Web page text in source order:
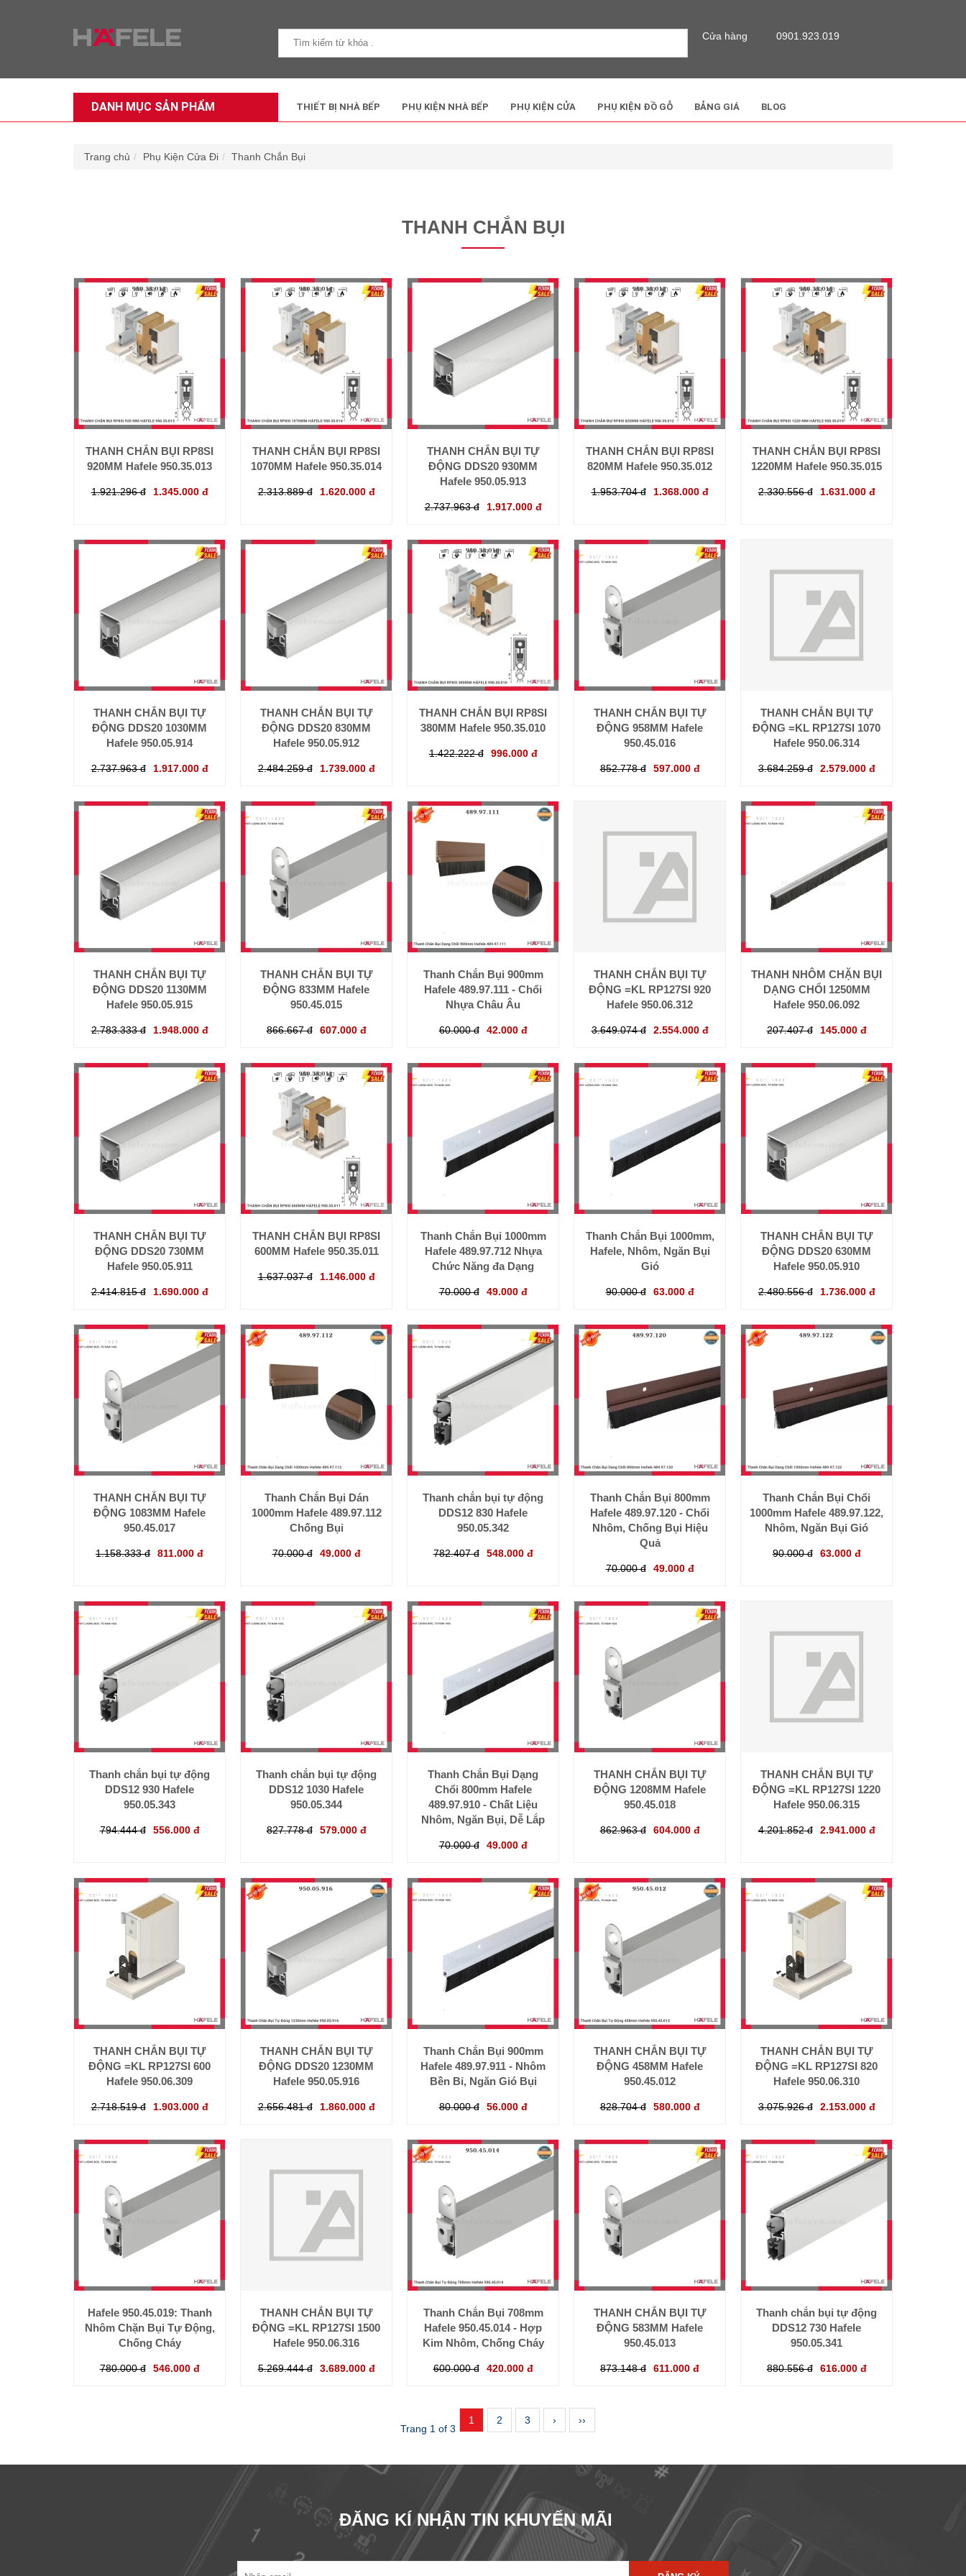
Cửa hàng 0901.923.019
DANH MỤC SẢN PHẨM THIẾT BỊ NHÀ BẾP PHỤ KIỆN NHÀ BẾP PHỤ KIỆN CỬA PHỤ KIỆN ĐỒ GỖ BẢNG GIÁ BLOG
Trang chủ Phụ Kiện Cửa Đi Thanh Chắn Bụi
THANH CHẮN BỤI
THANH CHẮN BỤI RP8SI
920MM Hafele 950.35.013
1.921.296 đ 1.345.000 đ
THANH CHẮN BỤI RP8SI
1070MM Hafele 950.35.014
2.313.889 đ 1.620.000 đ
THANH CHẮN BỤI TỰ
ĐỘNG DDS20 930MM
Hafele 950.05.913
2.737.963 đ 1.917.000 đ
THANH CHẮN BỤI RP8SI
820MM Hafele 950.35.012
1.953.704 đ 1.368.000 đ
THANH CHẮN BỤI RP8SI
1220MM Hafele 950.35.015
2.330.556 đ 1.631.000 đ
THANH CHẮN BỤI TỰ
ĐỘNG DDS20 1030MM
Hafele 950.05.914
2.737.963 đ 1.917.000 đ
THANH CHẮN BỤI TỰ
ĐỘNG DDS20 830MM
Hafele 950.05.912
2.484.259 đ 1.739.000 đ
THANH CHẮN BỤI RP8SI
380MM Hafele 950.35.010
1.422.222 đ 996.000 đ
THANH CHẮN BỤI TỰ
ĐỘNG 958MM Hafele
950.45.016
852.778 đ 597.000 đ
THANH CHẮN BỤI TỰ
ĐỘNG =KL RP127SI 1070
Hafele 950.06.314
3.684.259 đ 2.579.000 đ
THANH CHẮN BỤI TỰ
ĐỘNG DDS20 1130MM
Hafele 950.05.915
2.783.333 đ 1.948.000 đ
THANH CHẮN BỤI TỰ
ĐỘNG 833MM Hafele
950.45.015
866.667 đ 607.000 đ
Thanh Chắn Bụi 900mm
Hafele 489.97.111 - Chổi
Nhựa Châu Âu
60.000 đ 42.000 đ
THANH CHẮN BỤI TỰ
ĐỘNG =KL RP127SI 920
Hafele 950.06.312
3.649.074 đ 2.554.000 đ
THANH NHÔM CHẶN BỤI
DẠNG CHỔI 1250MM
Hafele 950.06.092
207.407 đ 145.000 đ
THANH CHẮN BỤI TỰ
ĐỘNG DDS20 730MM
Hafele 950.05.911
2.414.815 đ 1.690.000 đ
THANH CHẮN BỤI RP8SI
600MM Hafele 950.35.011
1.637.037 đ 1.146.000 đ
Thanh Chắn Bụi 1000mm
Hafele 489.97.712 Nhựa
Chức Năng đa Dạng
70.000 đ 49.000 đ
Thanh Chắn Bụi 1000mm,
Hafele, Nhôm, Ngăn Bụi
Gió
90.000 đ 63.000 đ
THANH CHẮN BỤI TỰ
ĐỘNG DDS20 630MM
Hafele 950.05.910
2.480.556 đ 1.736.000 đ
THANH CHẮN BỤI TỰ
ĐỘNG 1083MM Hafele
950.45.017
1.158.333 đ 811.000 đ
Thanh Chắn Bụi Dán
1000mm Hafele 489.97.112
Chống Bụi
70.000 đ 49.000 đ
Thanh chắn bụi tự động
DDS12 830 Hafele
950.05.342
782.407 đ 548.000 đ
Thanh Chắn Bụi 800mm
Hafele 489.97.120 - Chổi
Nhôm, Chống Bụi Hiệu
Quả
70.000 đ 49.000 đ
Thanh Chắn Bụi Chổi
1000mm Hafele 489.97.122,
Nhôm, Ngăn Bụi Gió
90.000 đ 63.000 đ
Thanh chắn bụi tự động
DDS12 930 Hafele
950.05.343
794.444 đ 556.000 đ
Thanh chắn bụi tự động
DDS12 1030 Hafele
950.05.344
827.778 đ 579.000 đ
Thanh Chắn Bụi Dạng
Chổi 800mm Hafele
489.97.910 - Chất Liệu
Nhôm, Ngăn Bụi, Dễ Lắp
70.000 đ 49.000 đ
THANH CHẮN BỤI TỰ
ĐỘNG 1208MM Hafele
950.45.018
862.963 đ 604.000 đ
THANH CHẮN BỤI TỰ
ĐỘNG =KL RP127SI 1220
Hafele 950.06.315
4.201.852 đ 2.941.000 đ
THANH CHẮN BỤI TỰ
ĐỘNG =KL RP127SI 600
Hafele 950.06.309
2.718.519 đ 1.903.000 đ
THANH CHẮN BỤI TỰ
ĐỘNG DDS20 1230MM
Hafele 950.05.916
2.656.481 đ 1.860.000 đ
Thanh Chắn Bụi 900mm
Hafele 489.97.911 - Nhôm
Bền Bỉ, Ngăn Gió Bụi
80.000 đ 56.000 đ
THANH CHẮN BỤI TỰ
ĐỘNG 458MM Hafele
950.45.012
828.704 đ 580.000 đ
THANH CHẮN BỤI TỰ
ĐỘNG =KL RP127SI 820
Hafele 950.06.310
3.075.926 đ 2.153.000 đ
Hafele 950.45.019: Thanh
Nhôm Chặn Bụi Tự Động,
Chống Cháy
780.000 đ 546.000 đ
THANH CHẮN BỤI TỰ
ĐỘNG =KL RP127SI 1500
Hafele 950.06.316
5.269.444 đ 3.689.000 đ
Thanh Chắn Bụi 708mm
Hafele 950.45.014 - Hợp
Kim Nhôm, Chống Cháy
600.000 đ 420.000 đ
THANH CHẮN BỤI TỰ
ĐỘNG 583MM Hafele
950.45.013
873.148 đ 611.000 đ
Thanh chắn bụi tự động
DDS12 730 Hafele
950.05.341
880.556 đ 616.000 đ
Trang 1 of 3
1 2 3 › ››
ĐĂNG KÍ NHẬN TIN KHUYẾN MÃI